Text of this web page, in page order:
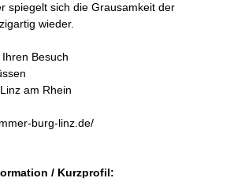
spiegelt sich die Grausamkeit der
wieder.
Besuch
am Rhein
burg-linz.de/
/ Kurzprofil: